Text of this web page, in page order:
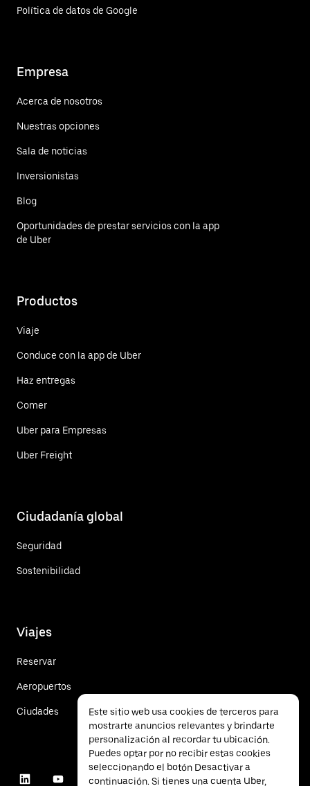
Política de datos de Google
Empresa
Acerca de nosotros
Nuestras opciones
Sala de noticias
Inversionistas
Blog
Oportunidades de prestar servicios con la app
de Uber
Productos
Viaje
Conduce con la app de Uber
Haz entregas
Comer
Uber para Empresas
Uber Freight
Ciudadanía global
Seguridad
Sostenibilidad
Viajes
Reservar
Aeropuertos
Ciudades
Este sitio web usa cookies de terceros para
mostrarte anuncios relevantes y brindarte
personalización al recordar tu ubicación.
Puedes optar por no recibir estas cookies
seleccionando el botón Desactivar a
continuación. Si tienes una cuenta Uber,